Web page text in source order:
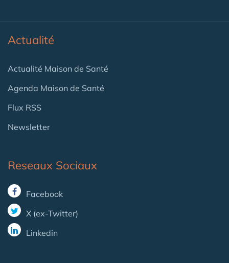
Actualité
Actualité Maison de Santé
Agenda Maison de Santé
Flux RSS
Newsletter
Reseaux Sociaux
Facebook
X (ex-Twitter)
Linkedin